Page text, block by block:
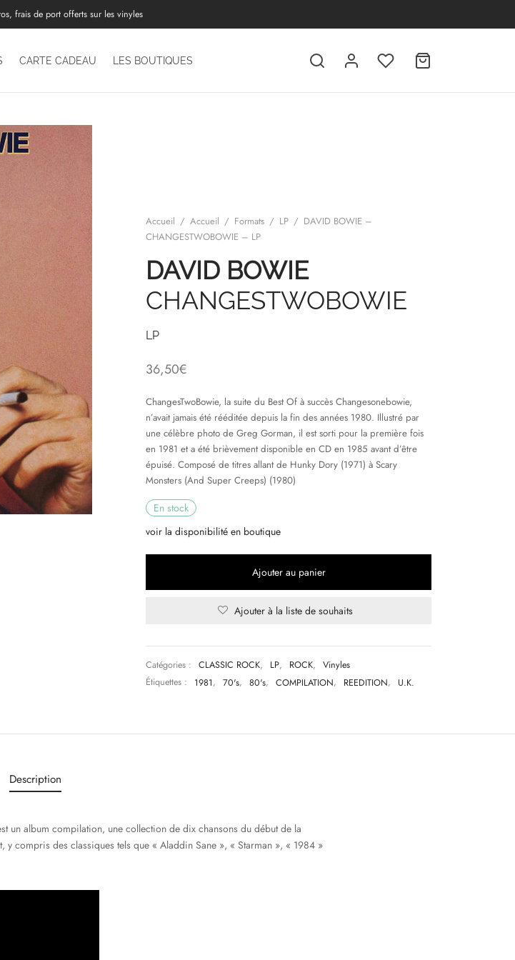
frais de port offerts sur les vinyles
CARTE CADEAU LES BOUTIQUES
Accueil / Accueil / Formats / LP / DAVID BOWIE –
CHANGESTWOBOWIE – LP
DAVID BOWIE
CHANGESTWOBOWIE
LP
36,50€
ChangesTwoBowie, la suite du Best Of à succès Changesonebowie,
n’avait jamais été rééditée depuis la fin des années 1980. Illustré par
une célèbre photo de Greg Gorman, il est sorti pour la première fois
en 1981 et a été brièvement disponible en CD en 1985 avant d’être
épuisé. Composé de titres allant de Hunky Dory (1971) à Scary
Monsters (And Super Creeps) (1980)
En stock
voir la disponibilité en boutique
Ajouter au panier
Ajouter à la liste de souhaits
Catégories : CLASSIC ROCK, LP, ROCK,
Vinyles
Étiquettes :
1981, 70's, 80's, COMPILATION, REEDITION, U.K.
Description
un album compilation, une collection de dix chansons du début de la
compris des classiques tels que « Aladdin Sane », « Starman », « 1984 »